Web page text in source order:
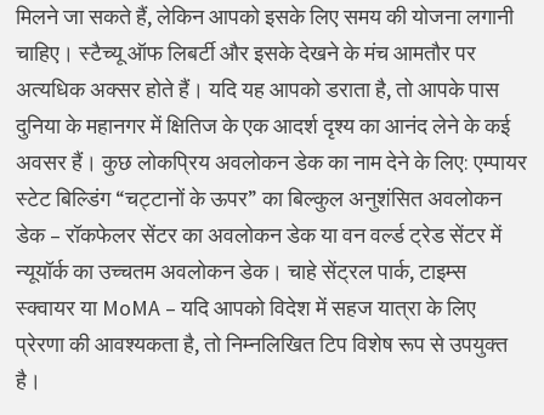
मिलने जा सकते हैं, लेकिन आपको इसके लिए समय की योजना लगानी
चाहिए। स्टैच्यू ऑफ लिबर्टी और इसके देखने के मंच आमतौर पर
अत्यधिक अक्सर होते हैं। यदि यह आपको डराता है, तो आपके पास
दुनिया के महानगर में क्षितिज के एक आदर्श दृश्य का आनंद लेने के कई
अवसर हैं। कुछ लोकप्रिय अवलोकन डेक का नाम देने के लिए: एम्पायर
स्टेट बिल्डिंग “चट्टानों के ऊपर” का बिल्कुल अनुशंसित अवलोकन
डेक – रॉकफेलर सेंटर का अवलोकन डेक या वन वर्ल्ड ट्रेड सेंटर में
न्यूयॉर्क का उच्चतम अवलोकन डेक। चाहे सेंट्रल पार्क, टाइम्स
स्क्वायर या MoMA – यदि आपको विदेश में सहज यात्रा के लिए
प्रेरणा की आवश्यकता है, तो निम्नलिखित टिप विशेष रूप से उपयुक्त
है।